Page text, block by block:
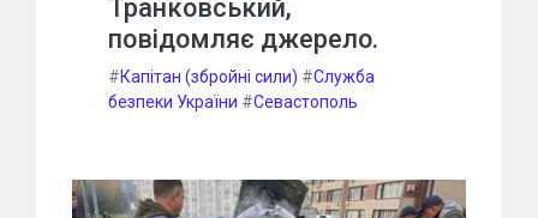
Транковський,
повідомляє джерело.
#Капітан (збройні сили) #Служба
безпеки України #Севастополь